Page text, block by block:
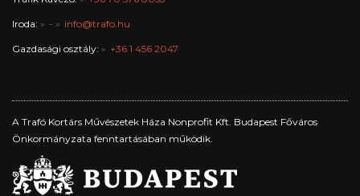
Iroda: - info@trafo.hu
Gazdasági osztály: +36 1 456 2047
A Trafó Kortárs Művészetek Háza Nonprofit Kft. Budapest Főváros
Önkormányzata fenntartásában működik.